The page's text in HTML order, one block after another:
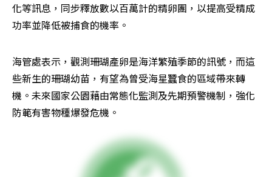
化等訊息，同步釋放數以百萬計的精卵團，以提高受精成
功率並降低被捕食的機率。
海管處表示，觀測珊瑚產卵是海洋繁殖季節的訊號，而這
些新生的珊瑚幼苗，有望為曾受海星蠶食的區域帶來轉
機。未來國家公園藉由常態化監測及先期預警機制，強化
防範有害物種爆發危機。